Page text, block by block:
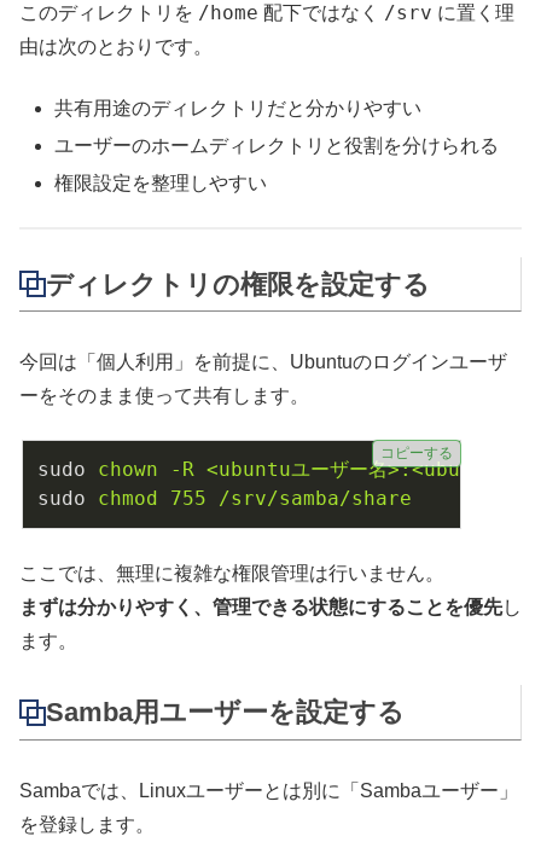
このディレクトリを /home 配下ではなく /srv に置く理
由は次のとおりです。
共有用途のディレクトリだと分かりやすい
ユーザーのホームディレクトリと役割を分けられる
権限設定を整理しやすい
ディレクトリの権限を設定する
今回は「個人利用」を前提に、Ubuntuのログインユーザ
ーをそのまま使って共有します。
sudo
chown -R <ubuntuユーザー名>:<ubuntuユ
sudo
chmod 755 /srv/samba/share
コピーする
ここでは、無理に複雑な権限管理は行いません。
まずは分かりやすく、管理できる状態にすることを優先し
ます。
Samba用ユーザーを設定する
Sambaでは、Linuxユーザーとは別に「Sambaユーザー」
を登録します。